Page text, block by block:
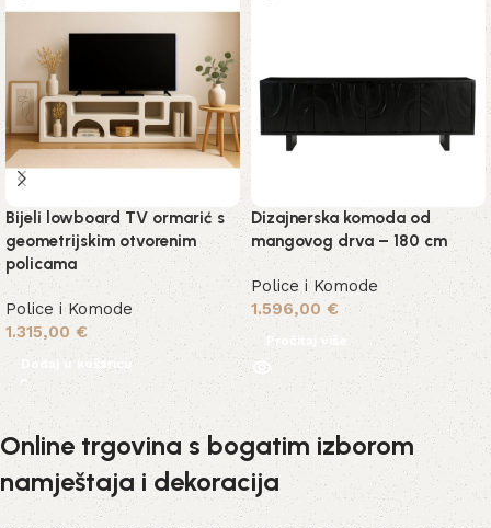
Bijeli lowboard TV ormarić s
geometrijskim otvorenim
policama
Police i Komode
1.315,00 €
Dodaj u košaricu
Dizajnerska komoda od
mangovog drva – 180 cm
Police i Komode
1.596,00 €
Pročitaj više
Online trgovina s bogatim izborom
namještaja i dekoracija